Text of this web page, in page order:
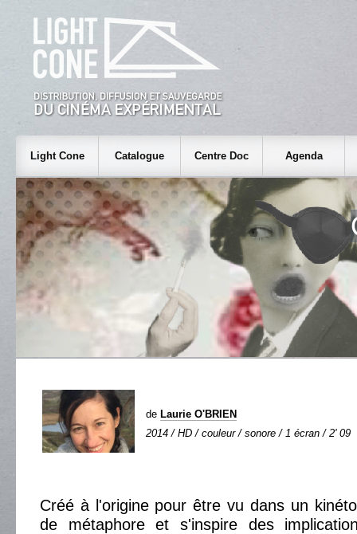
Light Cone Catalogue Centre Doc Agenda
de Laurie O'BRIEN
2014 / HD / couleur / sonore / 1 écran / 2' 09
Créé à l'origine pour être vu dans un
de métaphore et s'inspire des